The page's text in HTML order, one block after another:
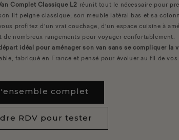
Complet Classique L2 réunit tout le nécessaire pour
lit peigne classique, son meuble latéral bas et sa
profitez d'un vrai couchage, d'un espace cuisine à
de nombreux rangements pour voyager confortablement.
idéal pour aménager son van sans se compliquer la
fabriqué en France et pensé pour évoluer au fil de vos
complet
RDV pour tester